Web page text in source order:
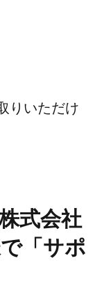
りいただけ
式会社
「サポ